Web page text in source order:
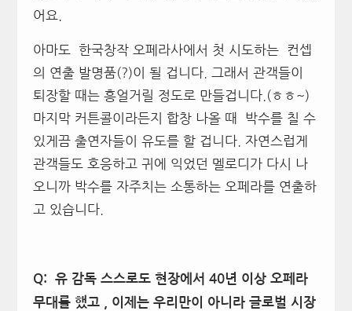
어요.
아마도 한국창작 오페라사에서 첫 시도하는 컨셉
의 연출 발명품(?)이 될 겁니다. 그래서 관객들이
퇴장할 때는 흥얼거릴 정도로 만들겁니다.(ㅎㅎ~)
마지막 커튼콜이라든지 합창 나올 때 박수를 칠 수
있게끔 출연자들이 유도를 할 겁니다. 자연스럽게
관객들도 호응하고 귀에 익었던 멜로디가 다시 나
오니까 박수를 자주치는 소통하는 오페라를 연출하
고 있습니다.
Q: 유 감독 스스로도 현장에서 40년 이상 오페라
무대를 했고 , 이제는 우리만이 아니라 글로벌 시장